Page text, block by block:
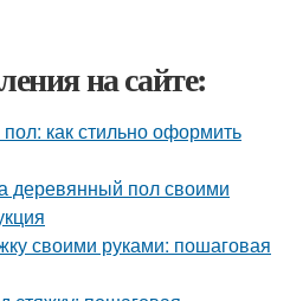
на сайте:
как стильно оформить
деревянный пол своими
своими руками: пошаговая